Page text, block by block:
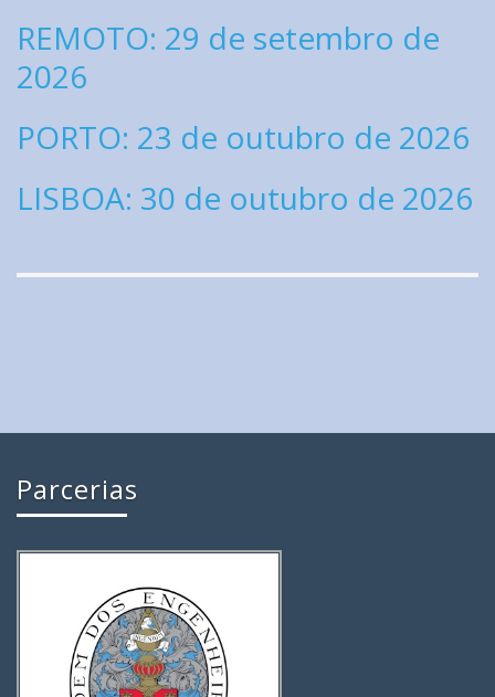
REMOTO: 29 de setembro de
2026
PORTO: 23 de outubro de 2026
LISBOA: 30 de outubro de 2026
Parcerias